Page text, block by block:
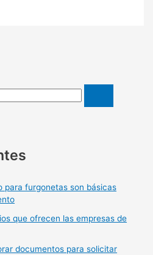
para furgonetas son básicas
que ofrecen las empresas de
documentos para solicitar